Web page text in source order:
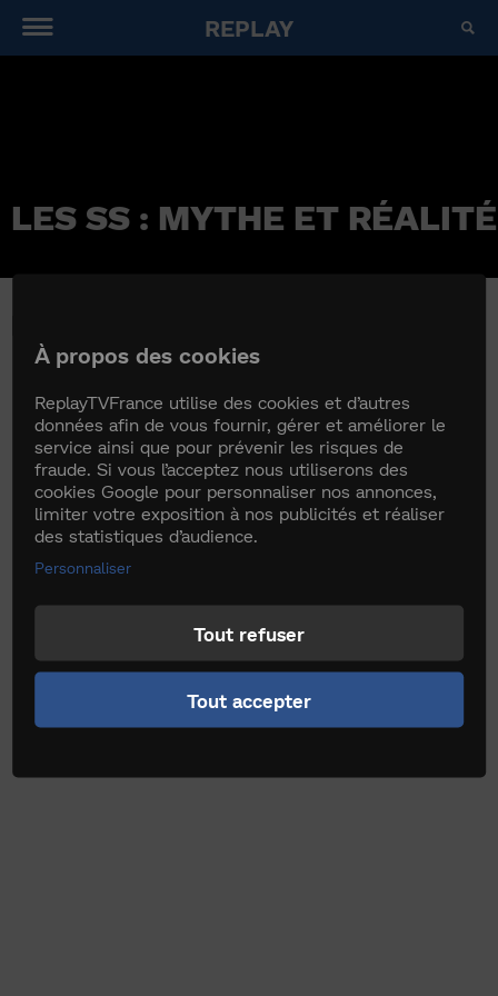
REPLAY
LES SS : MYTHE ET RÉALITÉ
À propos des cookies
ReplayTVFrance utilise des cookies et d’autres
données afin de vous fournir, gérer et améliorer le
service ainsi que pour prévenir les risques de
fraude. Si vous l’acceptez nous utiliserons des
cookies Google pour personnaliser nos annonces,
limiter votre exposition à nos publicités et réaliser
des statistiques d’audience.
Personnaliser
Tout refuser
Tout accepter